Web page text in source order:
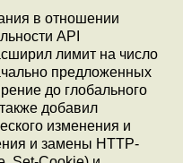
в отношении
API
лимит на число
предложенных
до глобального
добавил
изменения и
и замены HTTP-